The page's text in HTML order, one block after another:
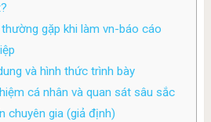
gặp khi làm vn-báo cáo
và hình thức trình bày
cá nhân và quan sát sâu sắc
chuyên gia (giả định)